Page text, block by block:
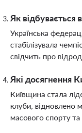
Як відбувається
Українська
стабілізувала
свідчить про
Які досягнення
Київщина стала
клуби, відновлено
масового спорту та